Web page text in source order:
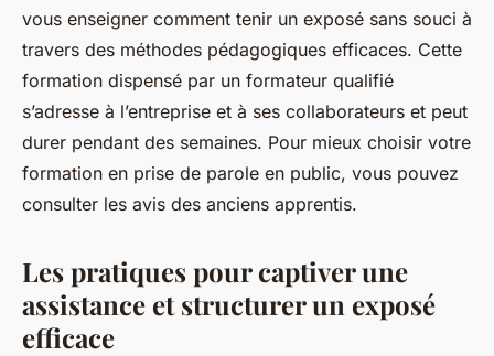
vous enseigner comment tenir un exposé sans souci à
travers des méthodes pédagogiques efficaces. Cette
formation dispensé par un formateur qualifié
s’adresse à l’entreprise et à ses collaborateurs et peut
durer pendant des semaines. Pour mieux choisir votre
formation en prise de parole en public, vous pouvez
consulter les avis des anciens apprentis.
Les pratiques pour captiver une
assistance et structurer un exposé
efficace